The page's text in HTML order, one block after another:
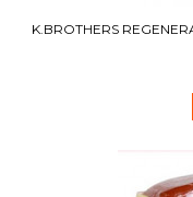
K.BROTHERS